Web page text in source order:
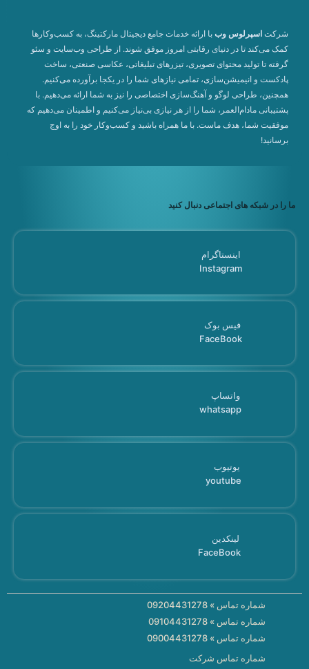
شرکت اسپرلوس وب با ارائه خدمات جامع دیجیتال مارکتینگ، به کسب‌وکارها
کمک می‌کند تا در دنیای رقابتی امروز موفق شوند. از طراحی وب‌سایت و سئو
گرفته تا تولید محتوای تصویری، تیزرهای تبلیغاتی، عکاسی صنعتی، ساخت
پادکست و انیمیشن‌سازی، تمامی نیازهای شما را در یکجا برآورده می‌کنیم.
همچنین، طراحی لوگو و آهنگ‌سازی اختصاصی را نیز به شما ارائه می‌دهیم. با
پشتیبانی مادام‌العمر، شما را از هر نیازی بی‌نیاز می‌کنیم و اطمینان می‌دهیم که
موفقیت شما، هدف ماست. با ما همراه باشید و کسب‌وکار خود را به اوج
برسانید!
ما را در شبکه های اجتماعی دنبال کنید
اینستاگرام
Instagram
فیس بوک
FaceBook
واتساپ
whatsapp
یوتیوب
youtube
لینکدین
FaceBook
شماره تماس » 09204431278
شماره تماس » 09104431278
شماره تماس » 09004431278
شماره تماس شرکت